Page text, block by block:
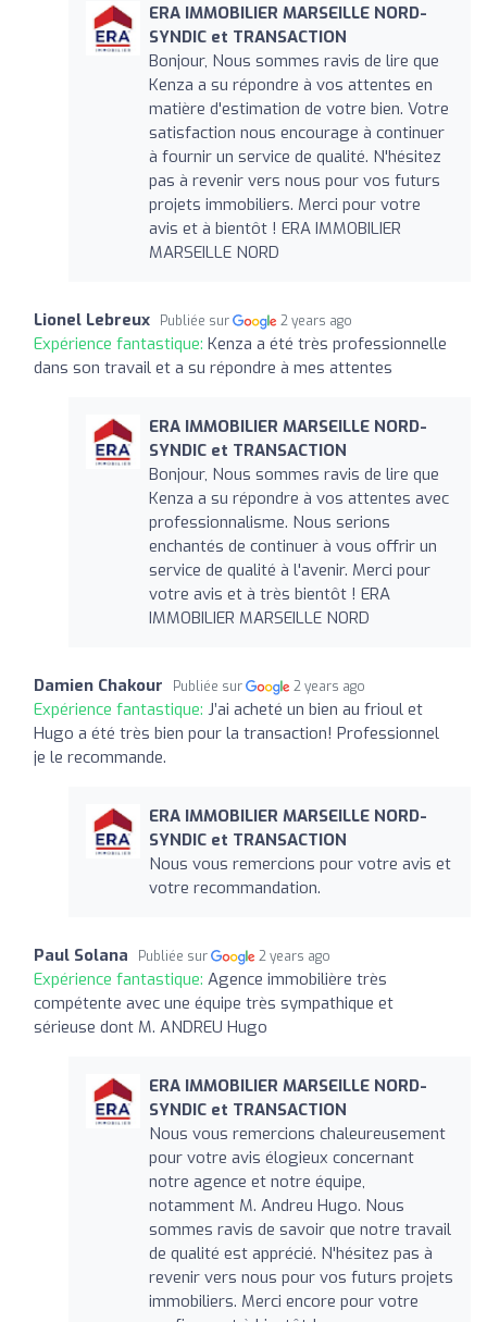
ERA IMMOBILIER MARSEILLE NORD-
SYNDIC et TRANSACTION
Bonjour, Nous sommes ravis de lire que
Kenza a su répondre à vos attentes en
matière d'estimation de votre bien. Votre
satisfaction nous encourage à continuer
à fournir un service de qualité. N'hésitez
pas à revenir vers nous pour vos futurs
projets immobiliers. Merci pour votre
avis et à bientôt ! ERA IMMOBILIER
MARSEILLE NORD
Lionel Lebreux Publiée sur 2 years ago
Expérience fantastique: Kenza a été très professionnelle
dans son travail et a su répondre à mes attentes
ERA IMMOBILIER MARSEILLE NORD-
SYNDIC et TRANSACTION
Bonjour, Nous sommes ravis de lire que
Kenza a su répondre à vos attentes avec
professionnalisme. Nous serions
enchantés de continuer à vous offrir un
service de qualité à l'avenir. Merci pour
votre avis et à très bientôt ! ERA
IMMOBILIER MARSEILLE NORD
Damien Chakour Publiée sur 2 years ago
Expérience fantastique: J’ai acheté un bien au frioul et
Hugo a été très bien pour la transaction! Professionnel
je le recommande.
ERA IMMOBILIER MARSEILLE NORD-
SYNDIC et TRANSACTION
Nous vous remercions pour votre avis et
votre recommandation.
Paul Solana Publiée sur 2 years ago
Expérience fantastique: Agence immobilière très
compétente avec une équipe très sympathique et
sérieuse dont M. ANDREU Hugo
ERA IMMOBILIER MARSEILLE NORD-
SYNDIC et TRANSACTION
Nous vous remercions chaleureusement
pour votre avis élogieux concernant
notre agence et notre équipe,
notamment M. Andreu Hugo. Nous
sommes ravis de savoir que notre travail
de qualité est apprécié. N'hésitez pas à
revenir vers nous pour vos futurs projets
immobiliers. Merci encore pour votre